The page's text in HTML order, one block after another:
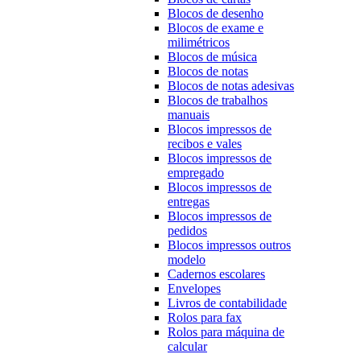
Blocos de desenho
Blocos de exame e
milimétricos
Blocos de música
Blocos de notas
Blocos de notas adesivas
Blocos de trabalhos
manuais
Blocos impressos de
recibos e vales
Blocos impressos de
empregado
Blocos impressos de
entregas
Blocos impressos de
pedidos
Blocos impressos outros
modelo
Cadernos escolares
Envelopes
Livros de contabilidade
Rolos para fax
Rolos para máquina de
calcular